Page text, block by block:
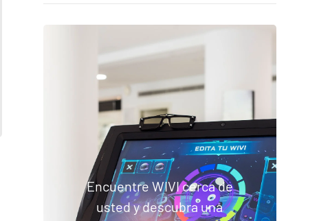
Encuentre WIVI cerca de
usted y descubra una